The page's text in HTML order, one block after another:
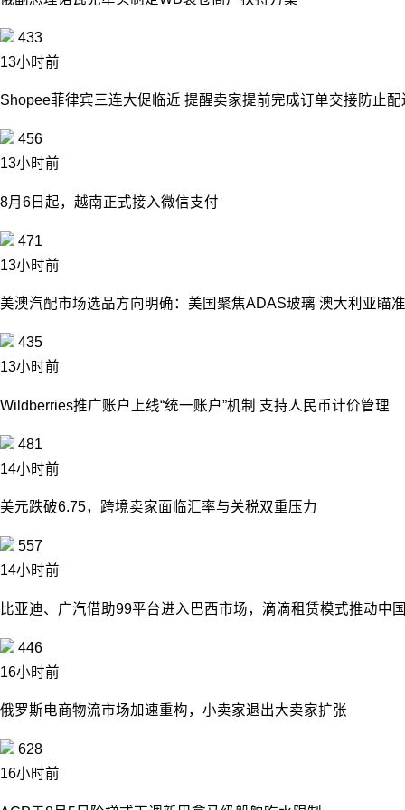
433
13小时前
Shopee菲律宾三连大促临近 提醒卖家提前完成订单交接防止配
456
13小时前
8月6日起，越南正式接入微信支付
471
13小时前
美澳汽配市场选品方向明确：美国聚焦ADAS玻璃 澳大利亚瞄
435
13小时前
Wildberries推广账户上线“统一账户”机制 支持人民币计价管理
481
14小时前
美元跌破6.75，跨境卖家面临汇率与关税双重压力
557
14小时前
比亚迪、广汽借助99平台进入巴西市场，滴滴租赁模式推动中
446
16小时前
俄罗斯电商物流市场加速重构，小卖家退出大卖家扩张
628
16小时前